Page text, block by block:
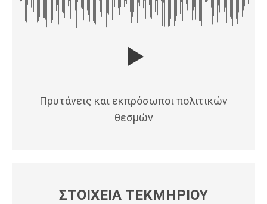
Πρυτάνεις και εκπρόσωποι πολιτικών
θεσμών
ΣΤΟΙΧΕΙΑ ΤΕΚΜΗΡΙΟΥ